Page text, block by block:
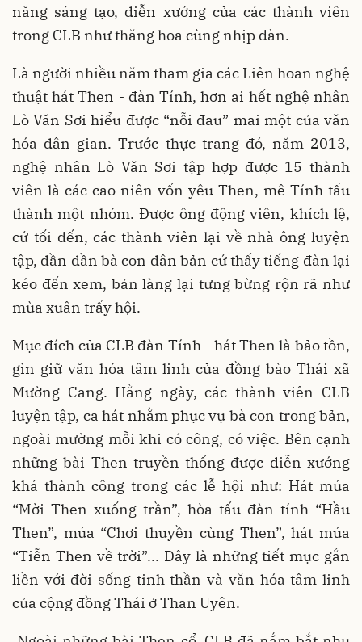
năng sáng tạo, diễn xướng của các thành viên
trong CLB như thăng hoa cùng nhịp đàn.
Là người nhiều năm tham gia các Liên hoan nghệ
thuật hát Then - đàn Tính, hơn ai hết nghệ nhân
Lò Văn Sơi hiểu được “nỗi đau” mai một của văn
hóa dân gian. Trước thực trang đó, năm 2013,
nghệ nhân Lò Văn Sơi tập hợp được 15 thành
viên là các cao niên vốn yêu Then, mê Tính tẩu
thành một nhóm. Được ông động viên, khích lệ,
cứ tối đến, các thành viên lại về nhà ông luyện
tập, dần dần bà con dân bản cứ thấy tiếng đàn lại
kéo đến xem, bản làng lại tưng bừng rộn rã như
mùa xuân trẩy hội.
Mục đích của CLB đàn Tính - hát Then là bảo tồn,
gìn giữ văn hóa tâm linh của đồng bào Thái xã
Mường Cang. Hằng ngày, các thành viên CLB
luyện tập, ca hát nhằm phục vụ bà con trong bản,
ngoài mường mỗi khi có công, có việc. Bên cạnh
những bài Then truyền thống được diễn xướng
khá thành công trong các lễ hội như: Hát múa
“Mời Then xuống trần”, hòa tấu đàn tính “Hầu
Then”, múa “Chơi thuyền cùng Then”, hát múa
“Tiễn Then về trời”... Đây là những tiết mục gắn
liền với đời sống tinh thần và văn hóa tâm linh
của cộng đồng Thái ở Than Uyên.